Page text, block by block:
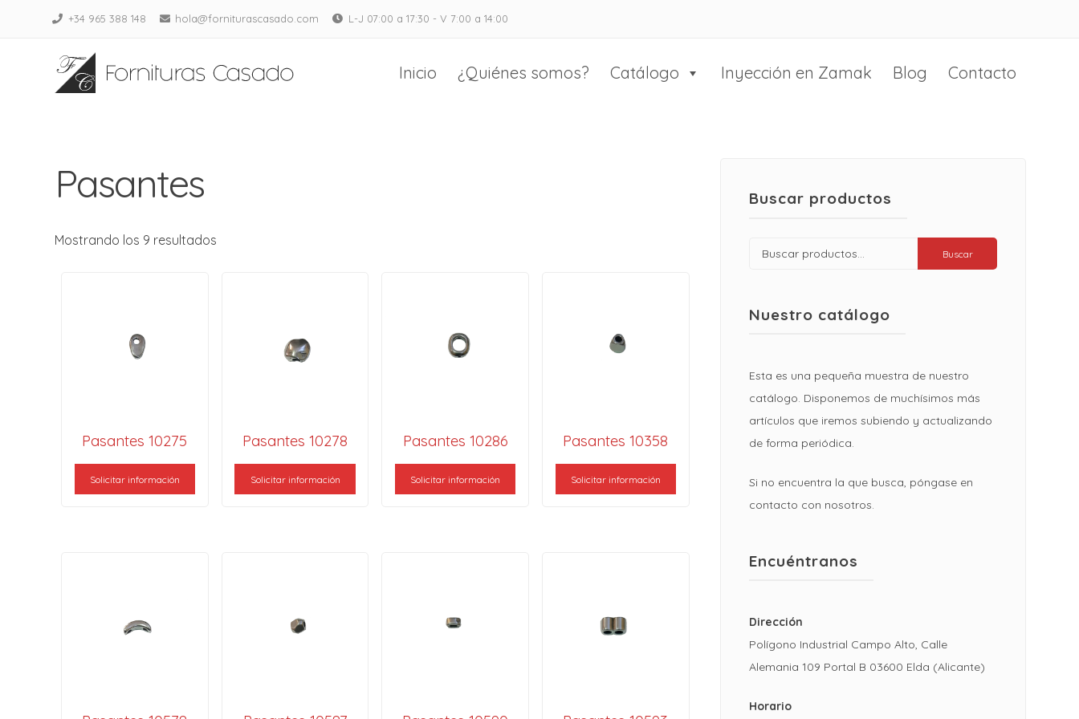
+34 965 388 148 hola@forniturascasado.com L-J 07:00 a 17:30 - V 7:00 a 14:00
Adornos para el calzado y marroquinería
Inicio ¿Quiénes somos? Catálogo Inyección en Zamak Blog Contacto
Pasantes
Mostrando los 9 resultados
Pasantes 10275
Solicitar información
Pasantes 10278
Solicitar información
Pasantes 10286
Solicitar información
Pasantes 10358
Solicitar información
Buscar productos
Buscar
Buscar
Nuestro catálogo
Esta es una pequeña muestra de nuestro
catálogo. Disponemos de muchísimos más
artículos que iremos subiendo y actualizando
de forma periódica.
Si no encuentra la que busca, póngase en
contacto con nosotros.
Encuéntranos
Dirección
Polígono Industrial Campo Alto, Calle
Alemania 109 Portal B 03600 Elda (Alicante)
Horario